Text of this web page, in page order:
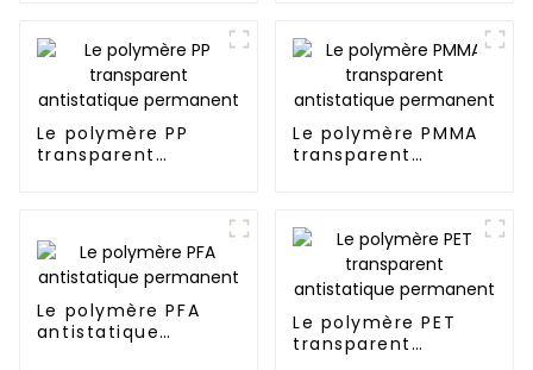
Le polymère PP
transparent
Le polymère PMMA
transparent
Le polymère PFA
antistatique
Le polymère PET
transparent